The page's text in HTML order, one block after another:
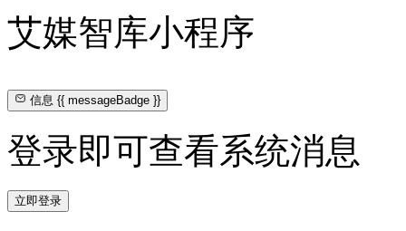
艾媒智库小程序
信息{{ messageBadge }}
登录即可查看系统消息
立即登录